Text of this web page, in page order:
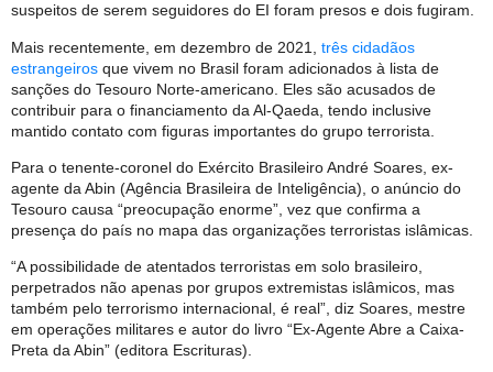
suspeitos de serem seguidores do EI foram presos e dois fugiram.
Mais recentemente, em dezembro de 2021, três cidadãos
estrangeiros que vivem no Brasil foram adicionados à lista de
sanções do Tesouro Norte-americano. Eles são acusados de
contribuir para o financiamento da Al-Qaeda, tendo inclusive
mantido contato com figuras importantes do grupo terrorista.
Para o tenente-coronel do Exército Brasileiro André Soares, ex-
agente da Abin (Agência Brasileira de Inteligência), o anúncio do
Tesouro causa “preocupação enorme”, vez que confirma a
presença do país no mapa das organizações terroristas islâmicas.
“A possibilidade de atentados terroristas em solo brasileiro,
perpetrados não apenas por grupos extremistas islâmicos, mas
também pelo terrorismo internacional, é real”, diz Soares, mestre
em operações militares e autor do livro “Ex-Agente Abre a Caixa-
Preta da Abin” (editora Escrituras).